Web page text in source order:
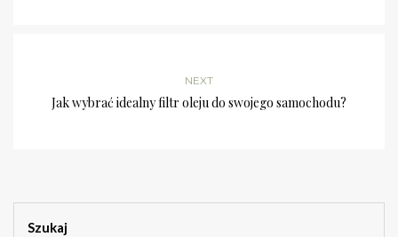
NEXT
Jak wybrać idealny filtr oleju do swojego samochodu?
Szukaj